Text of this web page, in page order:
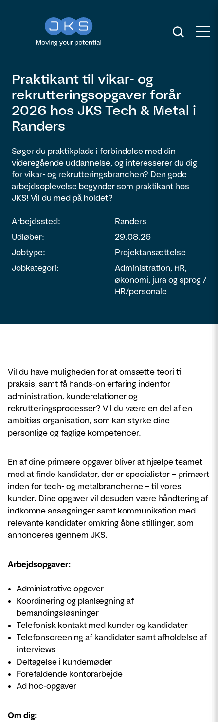
Praktikant til vikar- og
rekrutteringsopgaver forår
2026 hos JKS Tech & Metal i
Randers
Søger du praktikplads i forbindelse med din
videregående uddannelse, og interesserer du dig
for vikar- og rekrutteringsbranchen? Den gode
arbejdsoplevelse begynder som praktikant hos
JKS! Vil du med på holdet?
Arbejdssted:
Randers
Udløber:
29.08.26
Jobtype:
Projektansættelse
Jobkategori:
Administration, HR,
økonomi, jura og sprog /
HR/personale
Vil du have muligheden for at omsætte teori til
praksis, samt få hands-on erfaring indenfor
administration, kunderelationer og
rekrutteringsprocesser? Vil du være en del af en
ambitiøs organisation, som kan styrke dine
personlige og faglige kompetencer.
En af dine primære opgaver bliver at hjælpe teamet
med at finde kandidater, der er specialister – primært
inden for tech- og metalbrancherne – til vores
kunder. Dine opgaver vil desuden være håndtering af
indkomne ansøgninger samt kommunikation med
relevante kandidater omkring åbne stillinger, som
annonceres igennem JKS.
Arbejdsopgaver:
Administrative opgaver
Koordinering og planlægning af
bemandingsløsninger
Telefonisk kontakt med kunder og kandidater
Telefonscreening af kandidater samt afholdelse af
interviews
Deltagelse i kundemøder
Forefaldende kontorarbejde
Ad hoc-opgaver
Om dig: